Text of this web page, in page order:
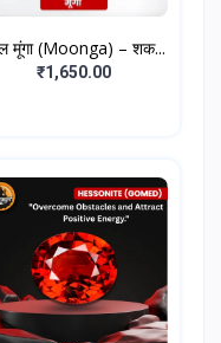
मूंगा (Moonga) – शक...
₹1,650.00